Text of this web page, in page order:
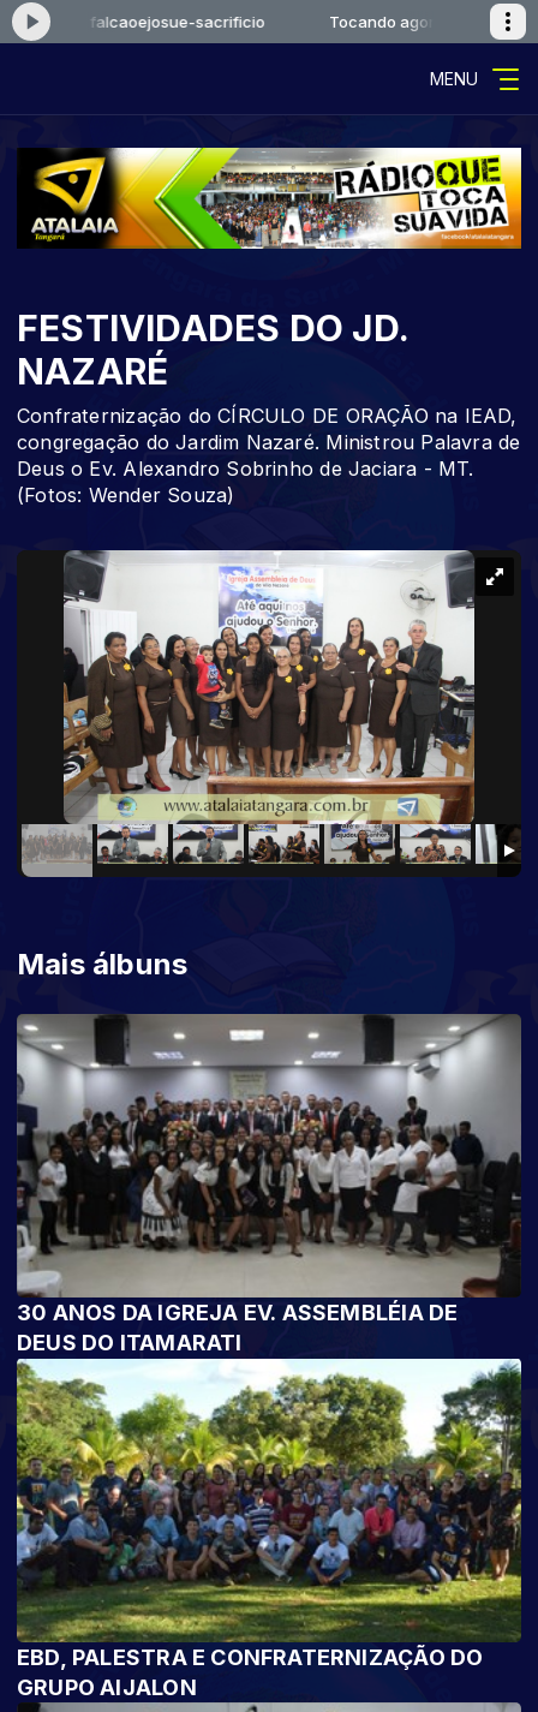
agora: falcaoejosue-sacrificio Tocando agora:
MENU
FESTIVIDADES DO JD.
NAZARÉ
Confraternização do CÍRCULO DE ORAÇÃO na IEAD,
congregação do Jardim Nazaré. Ministrou Palavra de
Deus o Ev. Alexandro Sobrinho de Jaciara - MT.
(Fotos: Wender Souza)
Mais álbuns
30 ANOS DA IGREJA EV. ASSEMBLÉIA DE
DEUS DO ITAMARATI
EBD, PALESTRA E CONFRATERNIZAÇÃO DO
GRUPO AIJALON